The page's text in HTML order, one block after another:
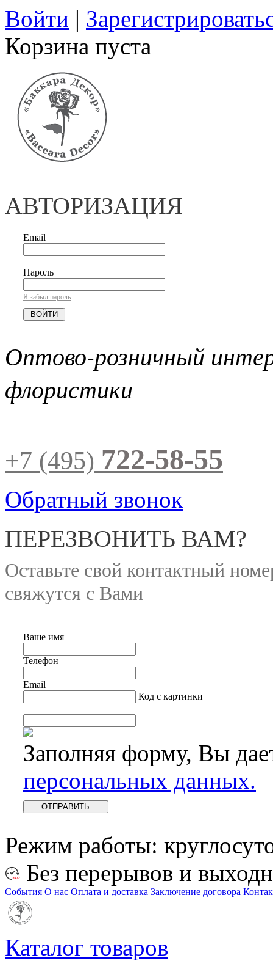
Войти |
Корзина пуста
АВТОРИЗАЦИЯ
Email
Пароль
Я забыл пароль
Оптово-розничный
флористики
+7 (495) 722-58-55
Обратный звонок
ПЕРЕЗВОНИТЬ ВАМ?
Оставьте свой контактный
свяжутся с Вами
Ваше имя
Телефон
Email
Код с картинки
Заполняя форму, Вы
персональных данных.
Режим работы:
Без перерывов и
События О нас Оплата и доставка Заключение договора
Каталог товаров